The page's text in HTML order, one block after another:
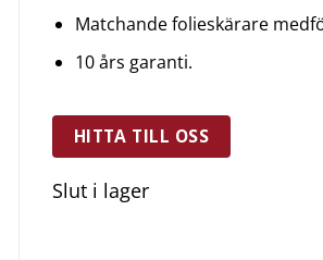
Matchande folieskärare
10 års garanti.
HITTA TILL OSS
Slut i lager